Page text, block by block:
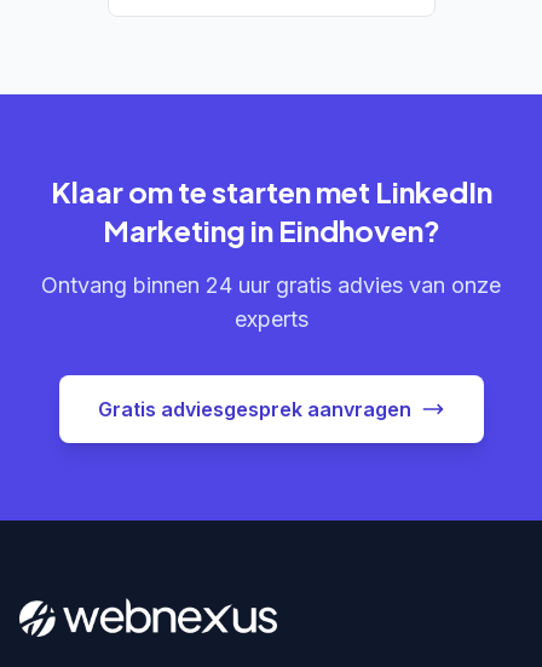
Klaar om te starten met LinkedIn
Marketing in Eindhoven?
Ontvang binnen 24 uur gratis advies van onze
experts
Gratis adviesgesprek aanvragen